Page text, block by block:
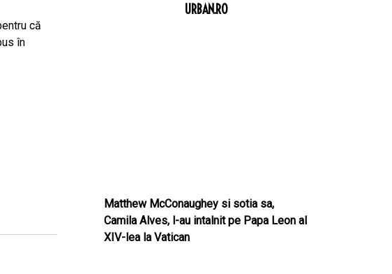
că
în
URBAN.RO
Matthew McConaughey si sotia sa,
Camila Alves, l-au intalnit pe Papa Leon al
XIV-lea la Vatican